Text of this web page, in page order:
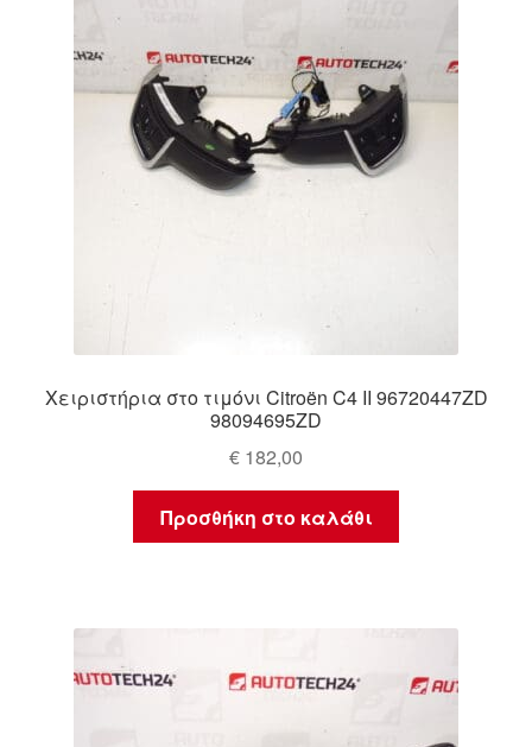
Οροι και Προϋποθέσεις
Παγκόσμια αποστολή
Χειριστήρια στο τιμόνι Citroën C4 II 96720447ZD
98094695ZD
€ 182,00
Προσθήκη στο καλάθι